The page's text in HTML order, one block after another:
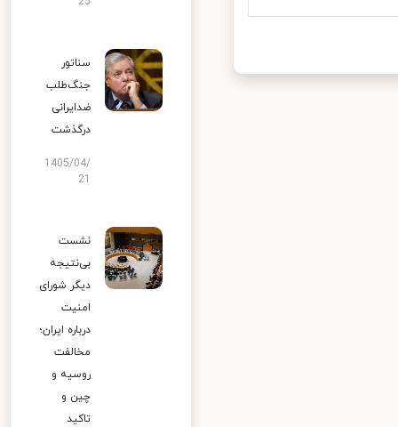
سناتور
جنگ‌طلب
ضدایرانی
درگذشت
1405/04/
نشست
بی‌نتیجه
دیگر شورای
امنیت
درباره ایران؛
مخالفت
روسیه و
چین و
تاکید